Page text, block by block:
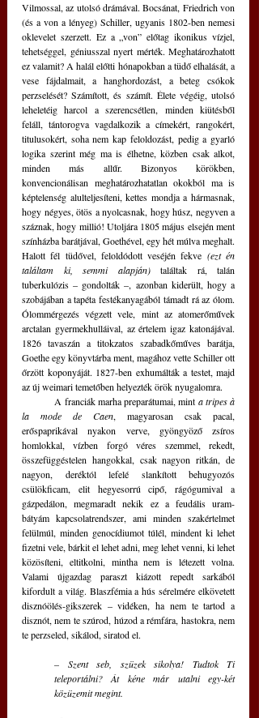
Vilmossal, az utolsó drámával. Bocsánat, Friedrich von
(és a von a lényeg) Schiller, ugyanis 1802-ben nemesi
oklevelet szerzett. Ez a „von” előtag ikonikus vízjel,
tehetséggel, géniusszal nyert mérték. Meghatározhatott
ez valamit? A halál előtti hónapokban a tüdő elhalását, a
vese fájdalmait, a hanghordozást, a beteg csókok
perzselését? Számított, és számít. Élete végéig, utolsó
leheletéig harcol a szerencsétlen, minden kiütésből
feláll, tántorogva vagdalkozik a címekért, rangokért,
titulusokért, soha nem kap feloldozást, pedig a gyarló
logika szerint még ma is élhetne, közben csak alkot,
minden más allűr. Bizonyos körökben,
konvencionálisan meghatározhatatlan okokból ma is
képtelenség alulteljesíteni, kettes mondja a hármasnak,
hogy négyes, ötös a nyolcasnak, hogy húsz, negyven a
száznak, hogy millió! Utoljára 1805 május elsején ment
színházba barátjával, Goethével, egy hét múlva meghalt.
Halott fél tüdővel, feloldódott veséjén fekve (ezt én
találtam ki, semmi alapján) találtak rá, talán
tuberkulózis – gondolták –, azonban kiderült, hogy a
szobájában a tapéta festékanyagából támadt rá az ólom.
Ólommérgezés végzett vele, mint az atomerőművek
arctalan gyermekhulláival, az értelem igaz katonájával.
1826 tavaszán a titokzatos szabadkőműves barátja,
Goethe egy könyvtárba ment, magához vette Schiller ott
őrzött koponyáját. 1827-ben exhumálták a testet, majd
az új weimari temetőben helyezték örök nyugalomra.
	A franciák marha preparátumai, mint
a tripes à
la mode de Caen, magyarosan csak pacal,
erőspaprikával nyakon verve, gyöngyöző zsíros
homlokkal, vízben forgó véres szemmel, rekedt,
összefüggéstelen hangokkal, csak nagyon ritkán, de
nagyon, deréktól lefelé slankított behugyozós
csülökficam, elit hegyesorrú cipő, rágógumival a
gázpedálon, megmaradt nekik ez a feudális uram-
bátyám kapcsolatrendszer, ami minden szakértelmet
felülmúl, minden genocídiumot túlél, mindent ki lehet
fizetni vele, bárkit el lehet adni, meg lehet venni, ki lehet
közösíteni, eltitkolni, mintha nem is létezett volna.
Valami újgazdag paraszt kiázott repedt sarkából
kifordult a világ. Blaszfémia a hús sérelmére elkövetett
disznóölés-gikszerek – vidéken, ha nem te tartod a
disznót, nem te szúrod, húzod a rémfára, hastokra, nem
te perzseled, sikálod, siratod el.
– Szent seb, szüzek sikolya! Tudtok Ti
teleportálni? Át kéne már utalni egy-két
közüzemit megint.